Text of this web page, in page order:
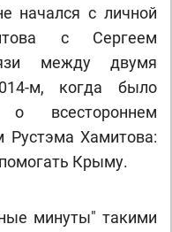
начался с личной
с Сергеем
между двумя
м, когда было
о всестороннем
Рустэма Хамитова:
Крыму.
минуты" такими